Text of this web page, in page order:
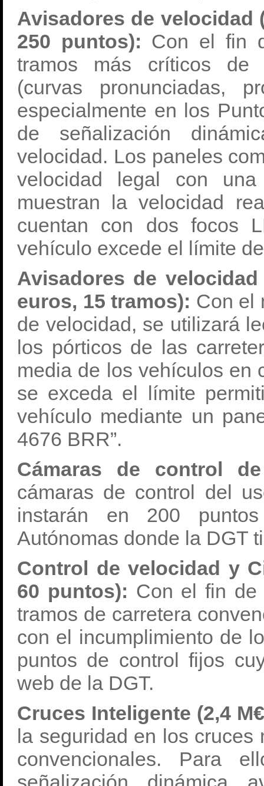
Avisadores de velocidad
250 puntos): Con el fin
tramos más críticos de
(curvas pronunciadas,
especialmente en los
de señalización
velocidad. Los paneles
velocidad legal con
muestran la velocidad
cuentan con dos focos
vehículo excede el límite
Avisadores de
euros, 15 tramos): Con el
de velocidad, se utilizará
los pórticos de las
media de los vehículos en
se exceda el límite
vehículo mediante un
4676 BRR”.
Cámaras de control
cámaras de control del
instarán en 200
Autónomas donde la DGT
Control de velocidad y
60 puntos): Con el fin de
tramos de carretera
con el incumplimiento de
puntos de control fijos
web de la DGT.
Cruces Inteligente (2,4
la seguridad en los cruces
convencionales. Para